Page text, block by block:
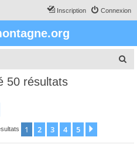
Connexion
Inscription
50 résultats
1 2 3 4 5